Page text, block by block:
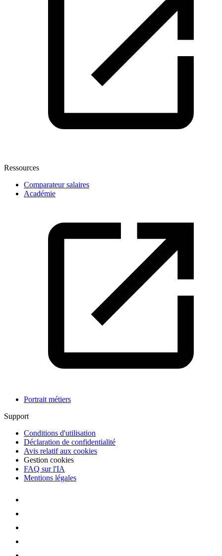
Ressources
Comparateur salaires
Académie
Portrait métiers
Support
Conditions d'utilisation
Déclaration de confidentialité
Avis relatif aux cookies
Gestion cookies
FAQ sur l'IA
Mentions légales